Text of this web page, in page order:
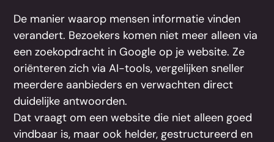
De manier waarop mensen informatie vinden
verandert. Bezoekers komen niet meer alleen via
een zoekopdracht in Google op je website. Ze
oriënteren zich via AI-tools, vergelijken sneller
meerdere aanbieders en verwachten direct
duidelijke antwoorden.
Dat vraagt om een website die niet alleen goed
vindbaar is, maar ook helder, gestructureerd en